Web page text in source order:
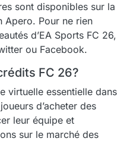
sont disponibles sur la
Apero. Pour ne rien
d’EA Sports FC 26,
ou Facebook.
FC 26?
virtuelle essentielle dans
d’acheter des
leur équipe et
sur le marché des